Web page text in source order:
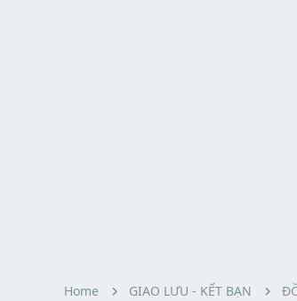
Home GIAO LƯU - KẾT BẠN